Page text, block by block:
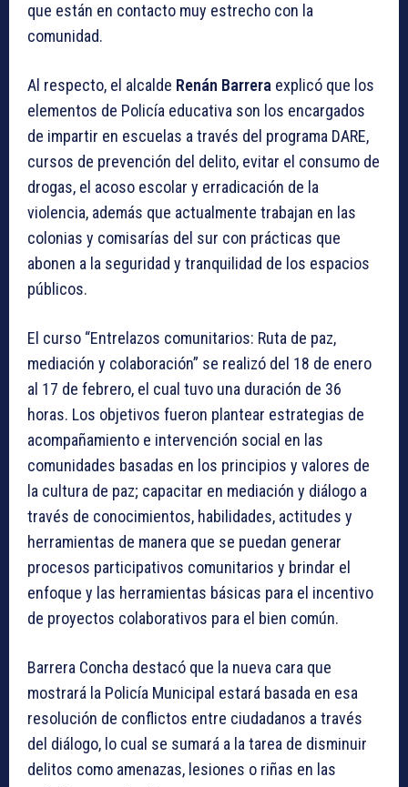
que están en contacto muy estrecho con la
comunidad.
Al respecto, el alcalde Renán Barrera explicó que los
elementos de Policía educativa son los encargados
de impartir en escuelas a través del programa DARE,
cursos de prevención del delito, evitar el consumo de
drogas, el acoso escolar y erradicación de la
violencia, además que actualmente trabajan en las
colonias y comisarías del sur con prácticas que
abonen a la seguridad y tranquilidad de los espacios
públicos.
El curso “Entrelazos comunitarios: Ruta de paz,
mediación y colaboración” se realizó del 18 de enero
al 17 de febrero, el cual tuvo una duración de 36
horas. Los objetivos fueron plantear estrategias de
acompañamiento e intervención social en las
comunidades basadas en los principios y valores de
la cultura de paz; capacitar en mediación y diálogo a
través de conocimientos, habilidades, actitudes y
herramientas de manera que se puedan generar
procesos participativos comunitarios y brindar el
enfoque y las herramientas básicas para el incentivo
de proyectos colaborativos para el bien común.
Barrera Concha destacó que la nueva cara que
mostrará la Policía Municipal estará basada en esa
resolución de conflictos entre ciudadanos a través
del diálogo, lo cual se sumará a la tarea de disminuir
delitos como amenazas, lesiones o riñas en las